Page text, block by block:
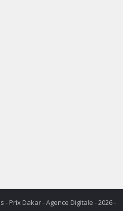
- Prix Dakar - Agence Digitale - 2026 -